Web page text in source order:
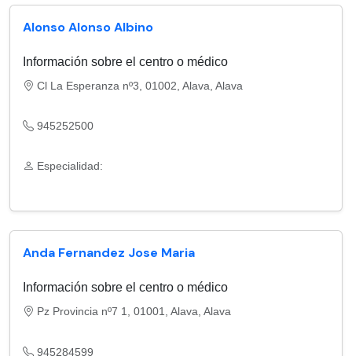
Alonso Alonso Albino
Información sobre el centro o médico
Cl La Esperanza nº3, 01002, Alava, Alava
945252500
Especialidad:
Anda Fernandez Jose Maria
Información sobre el centro o médico
Pz Provincia nº7 1, 01001, Alava, Alava
945284599